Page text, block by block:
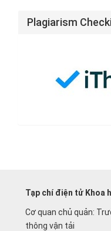
Plagiarism
Tạp chí điện tử Khoa
Cơ quan chủ quản:
thông vận tải